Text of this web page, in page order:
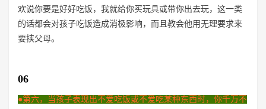
欢说你要是好好吃饭，我就给你买玩具或带你出去玩，这一类
的话都会对孩子吃饭造成消极影响，而且教会他用无理要求来
要挟父母。
06
●第六，当孩子表现出不爱吃饭或不爱吃某种东西时，你千万不